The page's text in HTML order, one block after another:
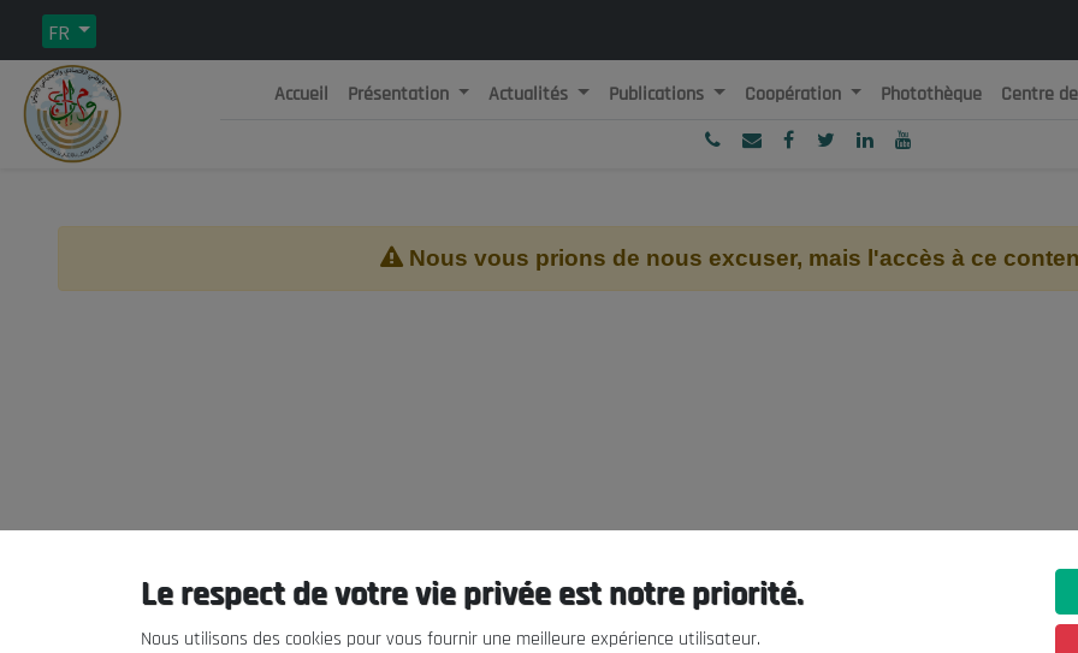
FR
République Algérienne Démocratique et Populaire
Accueil Présentation Actualités Publications Coopération Photothèque Centre
Nous vous prions de nous excuser, mais l'accès à ce
Le CNESE Informations utiles
Le respect de votre vie privée est notre priorité.
Nous utilisons des cookies pour vous fournir une meilleure expérience utilisateur.